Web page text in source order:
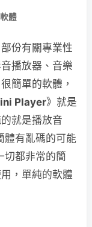
體
份有關專業性
播放器、音樂
簡單的軟體，
Player》就是
就是播放音
體有亂碼的可能
切都非常的簡
，單純的軟體